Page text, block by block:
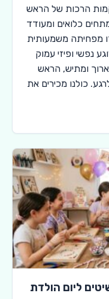
הרכות של הראש
כלואים ומעודד
מפחיתה משמעותית
נפשי ופיזי עמוק
ארוך ומתיש, הראש
כולנו מכירים את
ליום הולדת